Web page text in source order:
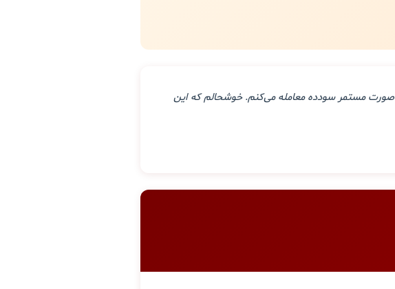
صورت مستمر سودده معامله می‌کنم. خوشحالم که این